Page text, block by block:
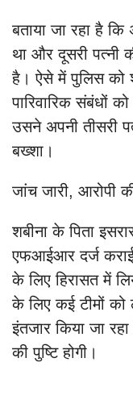
बताया जा रहा है कि
था और दूसरी पत्नी
है। ऐसे में पुलिस को
पारिवारिक संबंधों
उसने अपनी तीसरी
बख्शा।
जांच जारी, आरोपी
शबीना के पिता
एफआईआर दर्ज
के लिए हिरासत में
के लिए कई टीमों को
इंतजार किया जा
की पुष्टि होगी।